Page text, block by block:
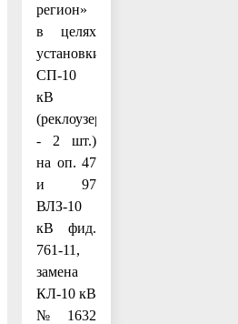
регион»
в целях
установки
СП-10
кВ
(реклоузер
- 2 шт.)
на оп. 47
и 97
ВЛЗ-10
кВ фид.
761-11,
замена
КЛ-10 кВ
№1632